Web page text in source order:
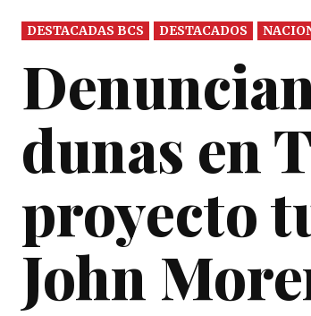
DESTACADAS BCS DESTACADOS
dunas en
proyecto
John